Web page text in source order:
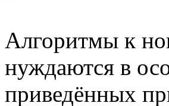
Алгоритмы к
нуждаются в
приведённых